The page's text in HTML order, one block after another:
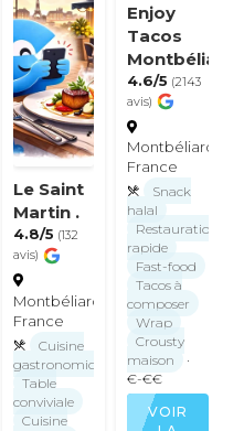
Le Saint
Martin .
4.8/5 (132
avis)
Montbéliard,
France
Cuisine
gastronomique
Table
conviviale
Cuisine
Enjoy
Tacos
Montbéliard
4.6/5 (2143
avis)
Montbéliard,
France
Snack
halal
Restauration
rapide
Fast-food
Tacos à
composer
Wrap
Crousty
maison
·
€-€€
VOIR